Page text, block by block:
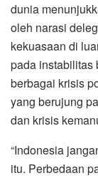
dunia
oleh narasi
kekuasaan di
pada instabilitas
berbagai krisis
yang berujung
dan krisis
“Indonesia
itu. Perbedaan